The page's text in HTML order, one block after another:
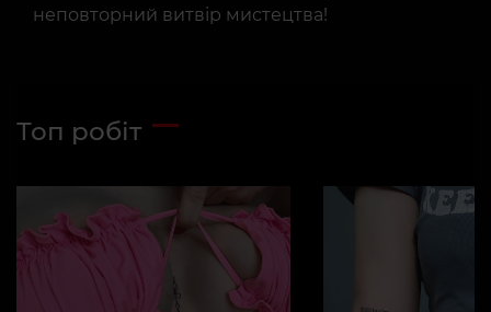
неповторний витвір мистецтва!
Топ робіт